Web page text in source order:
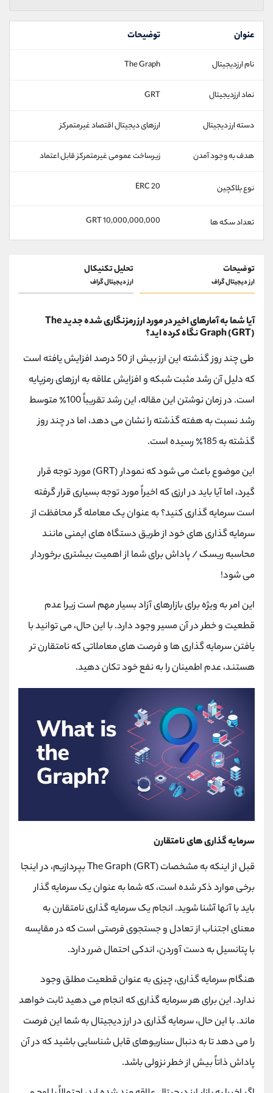
عنوان توضیحات
نام ارزدیجیتال The Graph
نماد ارزدیجیتال GRT
دسته ارز دیجیتال ارزهای دیجیتال اقتصاد غیرمتمرکز
هدف به وجود آمدن زیرساخت عمومی غیرمتمرکز قابل اعتماد
نوع بلاکچین ERC 20
تعداد سکه ها 10,000,000,000 GRT
توضیحات
ارز دیجیتال گراف
تحلیل تکنیکال
ارز دیجیتال گراف
آیا شما به آمارهای اخیر در مورد ارز رمزنگاری شده جدید The
Graph (GRT) نگاه کرده اید؟
طی چند روز گذشته این ارز بیش از 50 درصد افزایش یافته است
که دلیل آن رشد مثبت شبکه و افزایش علاقه به ارزهای رمزپایه
است. در زمان نوشتن این مقاله، این رشد تقریباً 100٪ متوسط
رشد نسبت به هفته گذشته را نشان می دهد، اما در چند روز
گذشته به 185٪ رسیده است.
این موضوع باعث می شود که نمودار (GRT) مورد توجه قرار
گیرد، اما آیا باید در ارزی که اخیراً مورد توجه بسیاری قرار گرفته
است سرمایه گذاری کنید؟ به عنوان یک معامله گر محافظت از
سرمایه گذاری های خود از طریق دستگاه های ایمنی مانند
محاسبه ریسک / پاداش برای شما از اهمیت بیشتری برخوردار
می شود!
این امر به ویژه برای بازارهای آزاد بسیار مهم است زیرا عدم
قطعیت و خطر در آن مسیر وجود دارد. با این حال، می توانید با
یافتن سرمایه گذاری ها و فرصت های معاملاتی که نامتقارن تر
هستند، عدم اطمینان را به نفع خود تکان دهید.
سرمایه گذاری های نامتقارن
قبل از اینکه به مشخصات The Graph (GRT) بپردازیم، در اینجا
برخی موارد ذکر شده است، که شما به عنوان یک سرمایه گذار
باید با آنها آشنا شوید. انجام یک سرمایه گذاری نامتقارن به
معنای اجتناب از تعادل و جستجوی فرصتی است که در مقایسه
با پتانسیل به دست آوردن، اندکی احتمال ضرر دارد.
هنگام سرمایه گذاری، چیزی به عنوان قطعیت مطلق وجود
ندارد. این برای هر سرمایه گذاری که انجام می دهید ثابت خواهد
ماند. با این حال، سرمایه گذاری در ارز دیجیتال به شما این فرصت
را می دهد تا به دنبال سناریوهای قابل شناسایی باشید که در آن
پاداش ذاتاً بیش از خطر نزولی باشد.